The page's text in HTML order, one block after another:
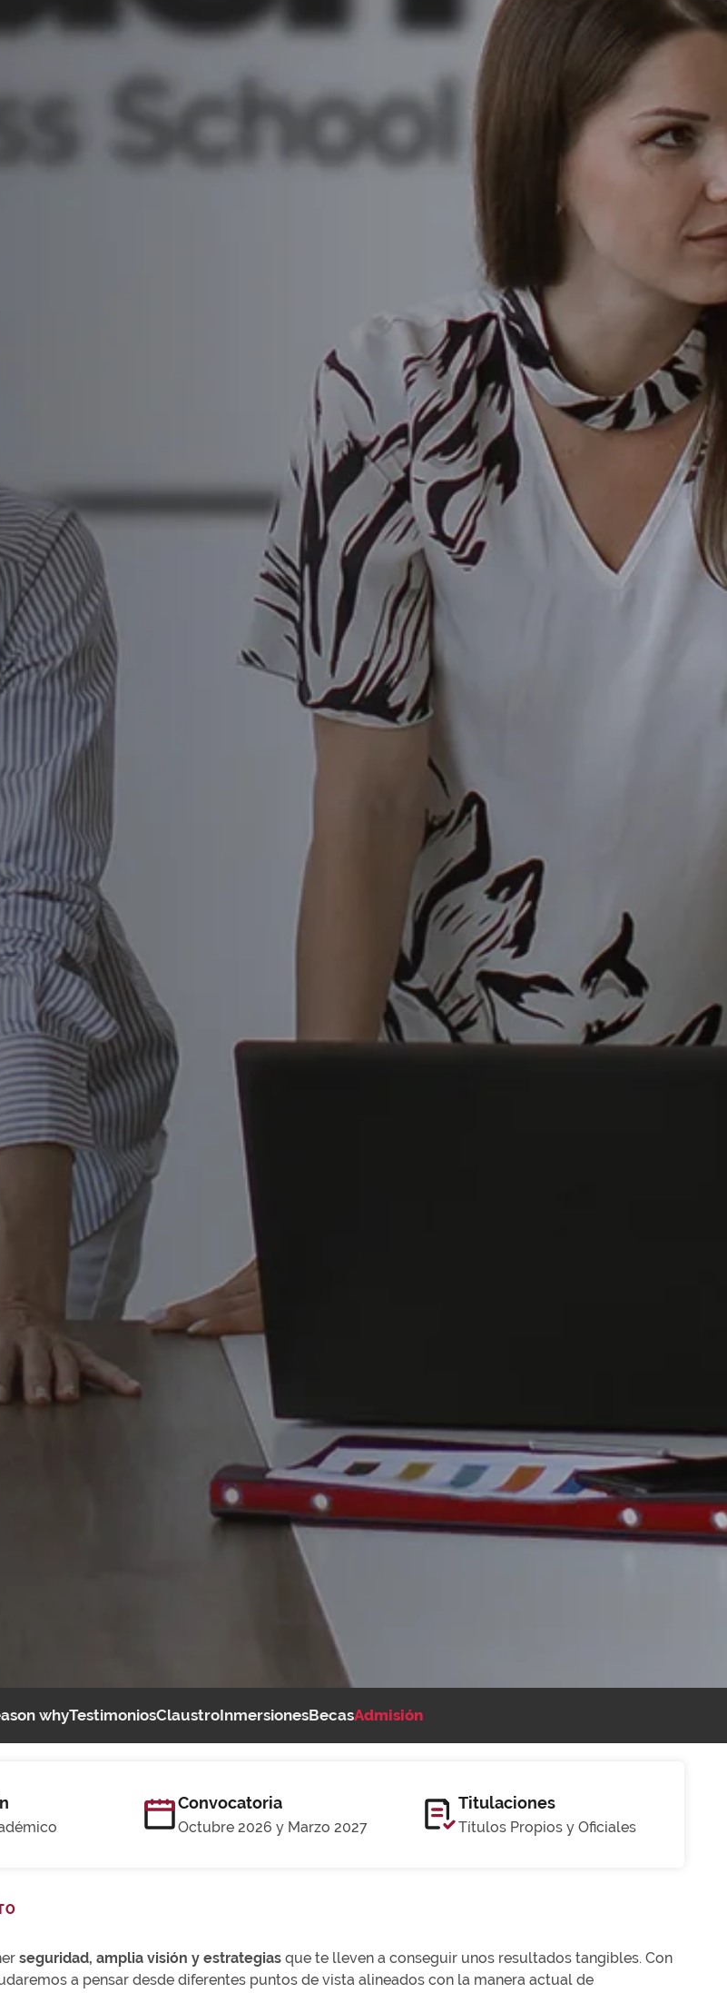
whyTestimoniosClaustroInmersionesBecasAdmisión
Convocatoria
Octubre 2026 y Marzo 2027
Titulaciones
Títulos Propios y Oficiales
seguridad, amplia visión y estrategias que te lleven a conseguir unos resultados tangibles. Con
a pensar desde diferentes puntos de vista alineados con la manera actual de